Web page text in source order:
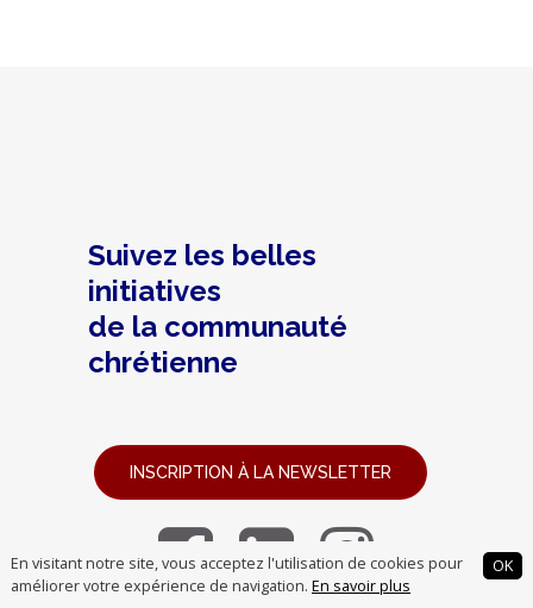
En visitant notre site, vous acceptez l'utilisation de cookies pour
améliorer votre expérience de navigation. En savoir plus
OK
Suivez les belles
initiatives
de la communauté
chrétienne
INSCRIPTION À LA NEWSLETTER